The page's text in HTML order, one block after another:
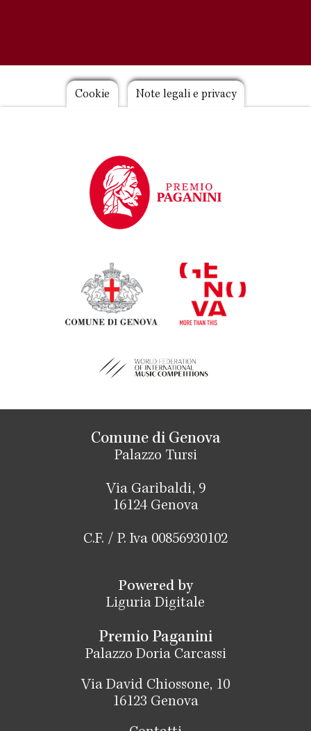
Footer
Cookie Note legali e privacy
Comune di Genova
Palazzo Tursi
Via Garibaldi, 9
16124 Genova
C.F. / P. Iva 00856930102
Powered by
Liguria Digitale
Premio Paganini
Palazzo Doria Carcassi
Via David Chiossone, 10
16123 Genova